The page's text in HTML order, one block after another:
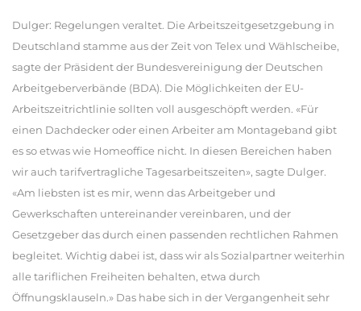
Dulger: Regelungen veraltet. Die Arbeitszeitgesetzgebung in
Deutschland stamme aus der Zeit von Telex und Wählscheibe,
sagte der Präsident der Bundesvereinigung der Deutschen
Arbeitgeberverbände (BDA). Die Möglichkeiten der EU-
Arbeitszeitrichtlinie sollten voll ausgeschöpft werden. «Für
einen Dachdecker oder einen Arbeiter am Montageband gibt
es so etwas wie Homeoffice nicht. In diesen Bereichen haben
wir auch tarifvertragliche Tagesarbeitszeiten», sagte Dulger.
«Am liebsten ist es mir, wenn das Arbeitgeber und
Gewerkschaften untereinander vereinbaren, und der
Gesetzgeber das durch einen passenden rechtlichen Rahmen
begleitet. Wichtig dabei ist, dass wir als Sozialpartner weiterhin
alle tariflichen Freiheiten behalten, etwa durch
Öffnungsklauseln.» Das habe sich in der Vergangenheit sehr